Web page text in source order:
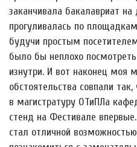
заканчивала бакалавриат
прогуливалась по
будучи простым
было бы неплохо
изнутри. И вот наконец моя
обстоятельства совпали
в магистратуру ОТиПЛа
стенд на Фестивале
стал отличной